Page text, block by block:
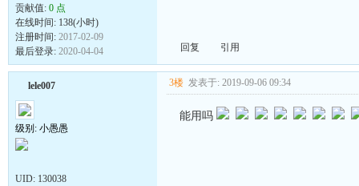
贡献值: 0 点
在线时间: 138(小时)
注册时间: 2017-02-09
最后登录: 2020-04-04 回复 引用
lele007
级别: 小愚愚
UID: 130038
3楼 发表于: 2019-09-06 09:34
能用吗